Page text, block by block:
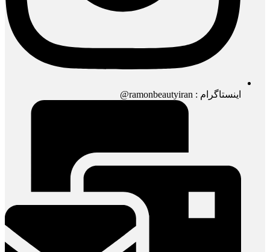
اینستاگرام : ramonbeautyiran@